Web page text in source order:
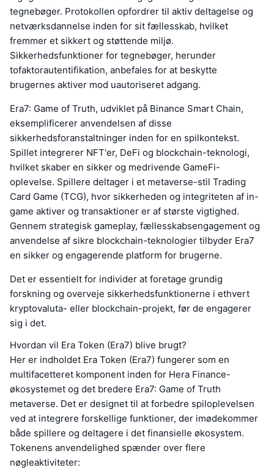
tegnebøger. Protokollen opfordrer til aktiv deltagelse og
netværksdannelse inden for sit fællesskab, hvilket
fremmer et sikkert og støttende miljø.
Sikkerhedsfunktioner for tegnebøger, herunder
tofaktorautentifikation, anbefales for at beskytte
brugernes aktiver mod uautoriseret adgang.
Era7: Game of Truth, udviklet på Binance Smart Chain,
eksemplificerer anvendelsen af disse
sikkerhedsforanstaltninger inden for en spilkontekst.
Spillet integrerer NFT'er, DeFi og blockchain-teknologi,
hvilket skaber en sikker og medrivende GameFi-
oplevelse. Spillere deltager i et metaverse-stil Trading
Card Game (TCG), hvor sikkerheden og integriteten af in-
game aktiver og transaktioner er af største vigtighed.
Gennem strategisk gameplay, fællesskabsengagement og
anvendelse af sikre blockchain-teknologier tilbyder Era7
en sikker og engagerende platform for brugerne.
Det er essentielt for individer at foretage grundig
forskning og overveje sikkerhedsfunktionerne i ethvert
kryptovaluta- eller blockchain-projekt, før de engagerer
sig i det.
Hvordan vil Era Token (Era7) blive brugt?
Her er indholdet Era Token (Era7) fungerer som en
multifacetteret komponent inden for Hera Finance-
økosystemet og det bredere Era7: Game of Truth
metaverse. Det er designet til at forbedre spiloplevelsen
ved at integrere forskellige funktioner, der imødekommer
både spillere og deltagere i det finansielle økosystem.
Tokenens anvendelighed spænder over flere
nøgleaktiviteter: